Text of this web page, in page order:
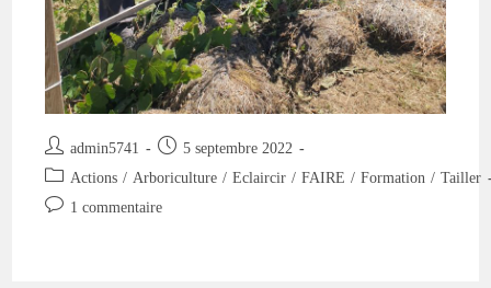
Auteur/autrice
de
la
publication :
admin5741
Publication
publiée :
5 septembre 2022
Post
category:
Actions / Arboriculture / Eclaircir / FAIRE / Formation / Tailler
Commentaires
1 commentaire